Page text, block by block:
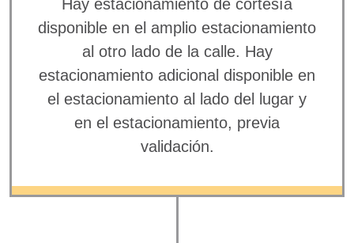
Hay estacionamiento de cortesía
disponible en el amplio estacionamiento
al otro lado de la calle. Hay
estacionamiento adicional disponible en
el estacionamiento al lado del lugar y
en el estacionamiento, previa
validación.